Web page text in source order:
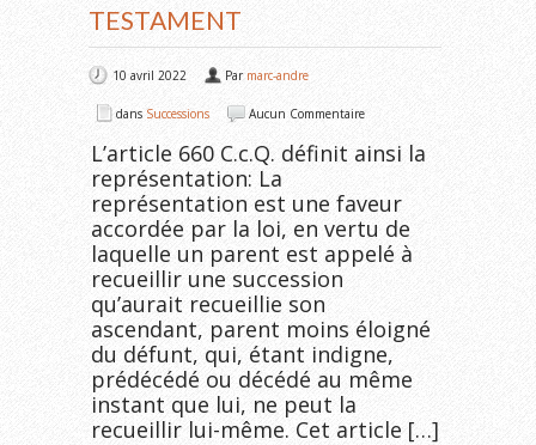
TESTAMENT
10 avril 2022 Par marc-andre
dans Successions Aucun Commentaire
L’article 660 C.c.Q. définit ainsi la
représentation: La
représentation est une faveur
accordée par la loi, en vertu de
laquelle un parent est appelé à
recueillir une succession
qu’aurait recueillie son
ascendant, parent moins éloigné
du défunt, qui, étant indigne,
prédécédé ou décédé au même
instant que lui, ne peut la
recueillir lui-même. Cet article […]